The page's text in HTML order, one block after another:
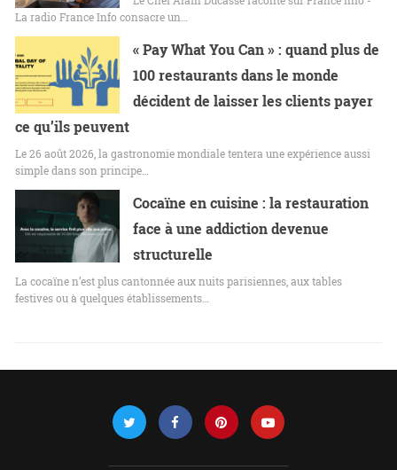
La radio France Info consacre un…
« Pay What You Can » : quand plus de
100 restaurants dans le monde
décident de laisser les clients payer
ce qu’ils peuvent
Le 26 août 2026, la gastronomie mondiale tentera une expérience aussi
simple dans son principe…
Cocaïne en cuisine : la restauration
face à une addiction devenue
structurelle
La cocaïne n’est plus cantonnée aux nuits parisiennes, aux tables
festives ou à quelques établissements…